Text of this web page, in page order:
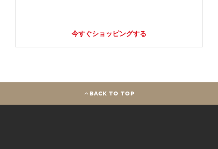
今すぐショッピングする
BACK TO TOP